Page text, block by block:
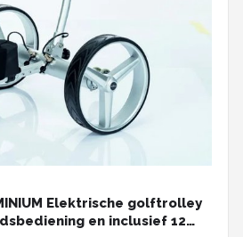
Elektrische golftrolley
en inclusief 12